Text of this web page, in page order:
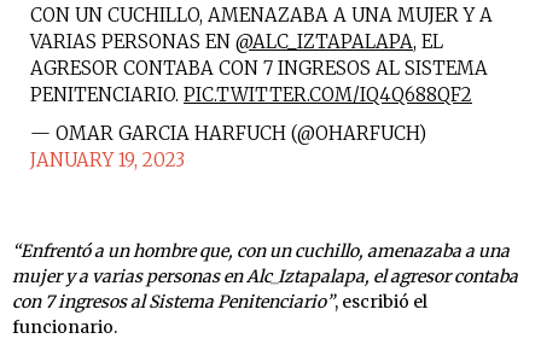
CON UN CUCHILLO, AMENAZABA A UNA MUJER Y A
VARIAS PERSONAS EN @ALC_IZTAPALAPA, EL
AGRESOR CONTABA CON 7 INGRESOS AL SISTEMA
PENITENCIARIO. PIC.TWITTER.COM/IQ4Q688QF2
— OMAR GARCIA HARFUCH (@OHARFUCH)
JANUARY 19, 2023
“Enfrentó a un hombre que, con un cuchillo, amenazaba a una
mujer y a varias personas en Alc_Iztapalapa, el agresor contaba
con 7 ingresos al Sistema Penitenciario”, escribió el
funcionario.